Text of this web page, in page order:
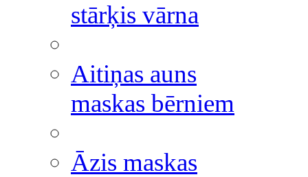
stārķis vārna
Aitiņas auns
maskas bērniem
Āzis maskas